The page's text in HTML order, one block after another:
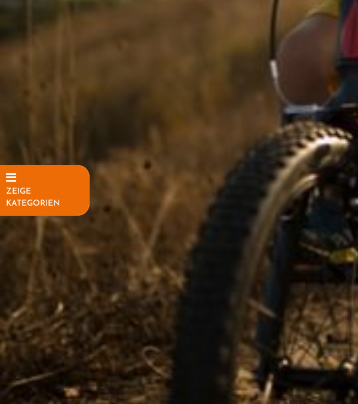
ZEIGE
KATEGORIEN
Elektrofahrräder
Fahrräder
Rennräder
Kinder-
Jugendfahrräder
Trekkingräder
Fahrradteile
Fahrradzubehör